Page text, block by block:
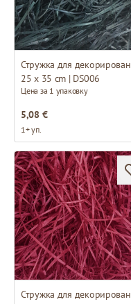
Стружка для
25 x 35 cm | DS006
Цена за 1 упаковку
5,08 €
1+ уп.
Стружка для